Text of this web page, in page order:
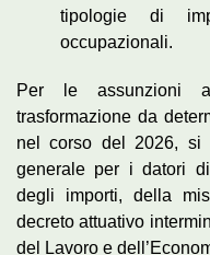
tipologie di
occupazionali.
Per le assunzioni
trasformazione da
nel corso del 2026, si
generale per i datori
degli importi, della
decreto attuativo
del Lavoro e